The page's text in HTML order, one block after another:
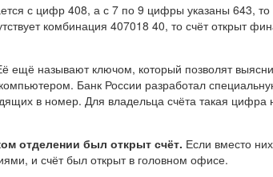
с цифр 408, а с 7 по 9 цифры указаны 643, то
комбинация 407018 40, то счёт открыт
ещё называют ключом, который позволят
Банк России разработал
в номер. Для владельца счёта такая цифра
отделении был открыт счёт. Если вместо
и счёт был открыт в головном офисе.